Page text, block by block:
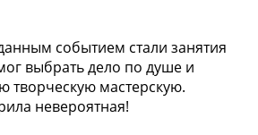
событием стали занятия
выбрать дело по душе и
творческую мастерскую.
невероятная!